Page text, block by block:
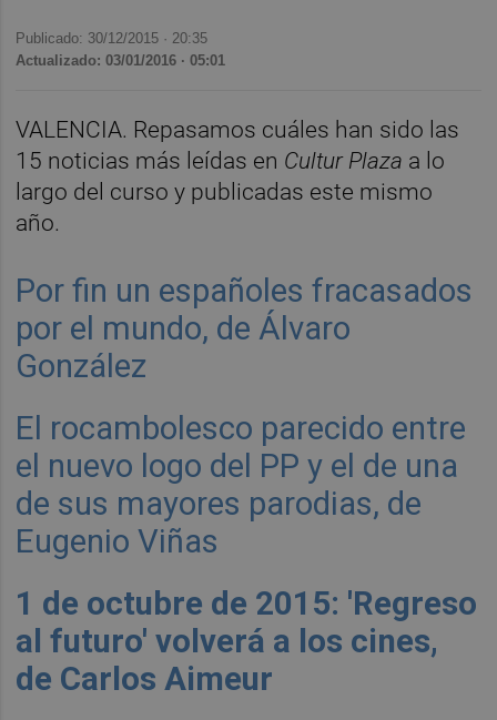
Publicado: 30/12/2015 · 20:35
Actualizado: 03/01/2016 · 05:01
VALENCIA. Repasamos cuáles han sido las
15 noticias más leídas en Cultur Plaza a lo
largo del curso y publicadas este mismo
año.
Por fin un españoles fracasados
por el mundo, de Álvaro
González
El rocambolesco parecido entre
el nuevo logo del PP y el de una
de sus mayores parodias, de
Eugenio Viñas
1 de octubre de 2015: 'Regreso
al futuro' volverá a los cines,
de Carlos Aimeur